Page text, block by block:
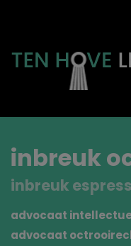
inbreuk
inbreuk
advocaat
advocaat